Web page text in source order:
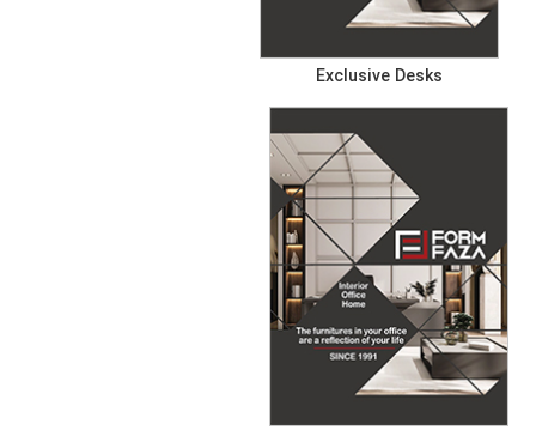
Exclusive Desks